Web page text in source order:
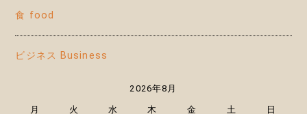
食 food
ビジネス Business
2026年8月
月 火 水 木 金 土 日